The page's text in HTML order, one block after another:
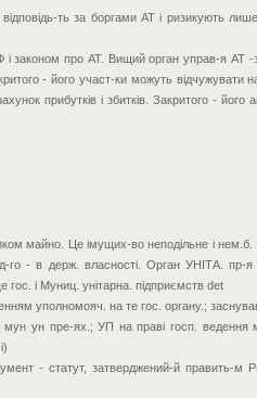
ть за боргами АТ і ризикують
про АТ. Вищий орган управ-я АТ -
- його участ-ки можуть
прибутків і збитків. Закритого -
майно. Це імущих-во неподільне і нем.б.
го - в держ. власності. Орган УНІТА.
і Муниц. унітарна. підприємств det
уполномояч. на те гос. органу.;
ун пре-ях.; УП на праві госп. ведення
- статут, затверджений-й править-м